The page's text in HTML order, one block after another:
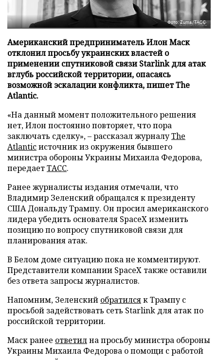
Фото: Zuma/ТАСС
Американский предприниматель Илон Маск
отклонил просьбу украинских властей о
применении спутниковой связи Starlink для атак
вглубь российской территории, опасаясь
возможной эскалации конфликта, пишет The
Atlantic.
«На данный момент положительного решения
нет, Илон постоянно повторяет, что пора
заключать сделку», – рассказал журналуThe
Atlanticисточник из окружения бывшего
министра обороны Украины Михаила Федорова,
передаетТАСС.
Ранее журналисты издания отмечали, что
Владимир Зеленский обращался к президенту
США Дональду Трампу. Он просил американского
лидера убедить основателя SpaceX изменить
позицию по вопросу спутниковой связи для
планирования атак.
В Белом доме ситуацию пока не комментируют.
Представители компании SpaceX также оставили
без ответа запросы журналистов.
Напомним, Зеленский обратилсяк Трампу с
просьбой задействовать сеть Starlink для атак по
российской территории.
Маск ранее ответилна просьбу министра обороны
Украины Михаила Федорова о помощи с работой